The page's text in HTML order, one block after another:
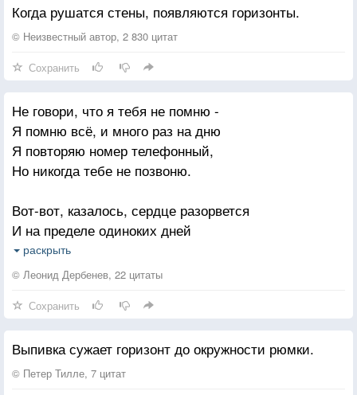
Когда рушатся стены, появляются горизонты.
© Неизвестный автор, 2 830 цитат
Сохранить
Не говори, что я тебя не помню -
Я помню всё, и много раз на дню
Я повторяю номер телефонный,
Но никогда тебе не позвоню.
Вот-вот, казалось, сердце разорвется
И на пределе одиноких дней
Твои глаза, как два печальных солнца,
За горизонт зашли в душе моей.
Была любовь, была любовь, была!
И к этой фразе нечего прибавить.
Сгорел волшебный замок наш дотла
И пепла не оставил нам на память.
раскрыть
© Леонид Дербенев, 22 цитаты
Сохранить
Выпивка сужает горизонт до окружности рюмки.
© Петер Тилле, 7 цитат